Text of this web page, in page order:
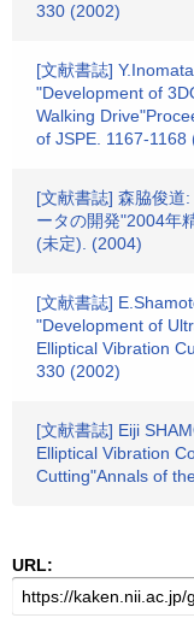
330 (2002)
[文献書誌]
"Development of
Walking
of JSPE. 1167-1168
[文献書誌] 森脇俊道
ータの開発"2004年
(未定). (2004)
[文献書誌]
"Development of
Elliptical Vibration
330 (2002)
[文献書誌] Eiji
Elliptical Vibration
Cutting"Annals of
URL: